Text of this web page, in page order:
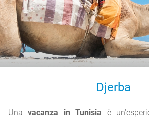
Djerba
Unavacanza in Tunisia è